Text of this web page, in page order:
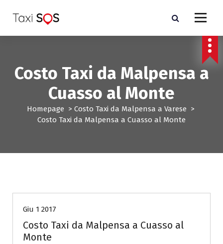
a
Costo Taxi da Malpensa a
Cuasso al Monte
Homepage > Costo Taxi da Malpensa a Varese >
Costo Taxi da Malpensa a Cuasso al Monte
Giu 1 2017
Costo Taxi da Malpensa a Cuasso al
Monte